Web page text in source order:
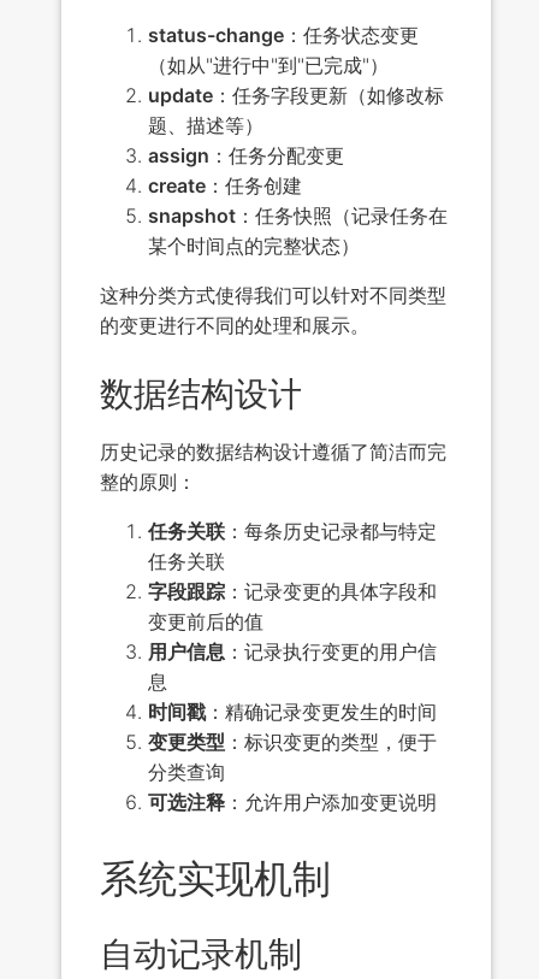
status-change ：任务状态变更
（如从"进行中"到"已完成"）
update ：任务字段更新（如修改标
题、描述等）
assign ：任务分配变更
create ：任务创建
snapshot ：任务快照（记录任务在
某个时间点的完整状态）
这种分类方式使得我们可以针对不同类型
的变更进行不同的处理和展示。
数据结构设计
历史记录的数据结构设计遵循了简洁而完
整的原则：
任务关联 ：每条历史记录都与特定
任务关联
字段跟踪 ：记录变更的具体字段和
变更前后的值
用户信息 ：记录执行变更的用户信
息
时间戳：精确记录变更发生的时间
变更类型 ：标识变更的类型，便于
分类查询
可选注释 ：允许用户添加变更说明
系统实现机制
自动记录机制